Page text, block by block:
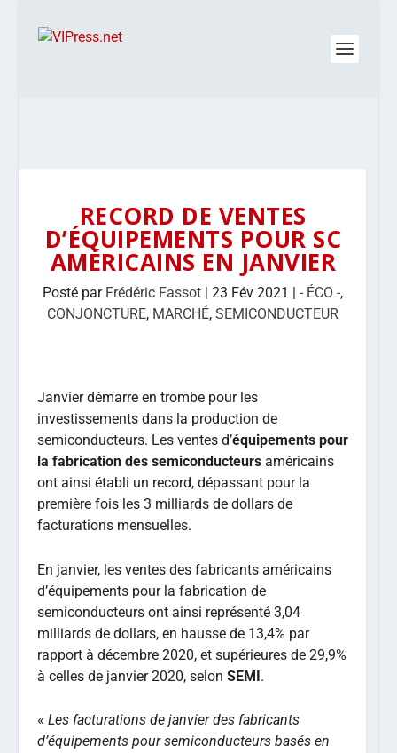
RECORD DE VENTES
D’ÉQUIPEMENTS POUR SC
AMÉRICAINS EN JANVIER
Posté par Frédéric Fassot |23 Fév 2021 |- ÉCO -,
CONJONCTURE, MARCHÉ,SEMICONDUCTEUR
Janvier démarre en trombe pour les
investissements dans la production de
semiconducteurs. Les ventes d’équipements pour
la fabrication des semiconducteurs américains
ont ainsi établi un record, dépassant pour la
première fois les 3 milliards de dollars de
facturations mensuelles.
En janvier, les ventes des fabricants américains
d’équipements pour la fabrication de
semiconducteurs ont ainsi représenté 3,04
milliards de dollars, en hausse de 13,4% par
rapport à décembre 2020, et supérieures de 29,9%
à celles de janvier 2020, selonSEMI.
«Les facturations de janvier des fabricants
d’équipements pour semiconducteurs basés en